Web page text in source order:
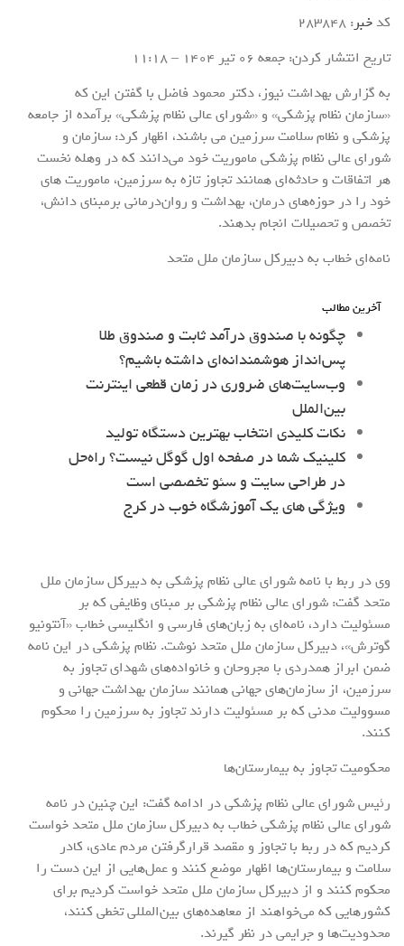
کدخبر: 283848
تاریخ انتشار کردن: جمعه 06 تير 1404 – 11:18
به گزارش بهداشت نیوز، دکتر محمود فاضل با گفتن این که
«سازمان نظام پزشکی» و «شورای عالی نظام پزشکی» برآمده از جامعه
پزشکی و نظام سلامت سرزمین می باشند، اظهار کرد: سازمان و
شورای عالی نظام پزشکی ماموریت خود می‌دانند که در وهله نخست
هر اتفاقات و حادثه‌ای همانند تجاوز تازه به سرزمین، ماموریت های
خود را در حوزه‌های درمان، بهداشت و روان‌درمانی برمبنای دانش،
تخصص و تحصیلات انجام بدهند.
نامه‌ای خطاب به دبیرکل سازمان ملل متحد
آخرین مطالب
چگونه با صندوق درآمد ثابت و صندوق طلا
پس‌انداز هوشمندانه‌ای داشته باشیم؟
وب‌سایت‌های ضروری در زمان قطعی اینترنت
بین‌الملل
نکات کلیدی انتخاب بهترین دستگاه تولید
کلینیک شما در صفحه اول گوگل نیست؟ راه‌حل
در طراحی سایت و سئو تخصصی است
ویژگی های یک آموزشگاه خوب در کرج
وی در ربط با نامه شورای عالی نظام پزشکی به دبیرکل سازمان ملل
متحد گفت: شورای عالی نظام پزشکی بر مبنای وظایفی که بر
مسئولیت دارد، نامه‌ای به زبان‌های فارسی و انگلیسی خطاب «آنتونیو
گوترش»، دبیرکل سازمان ملل متحد نوشت. نظام پزشکی در این نامه
ضمن ابراز همدردی با مجروحان و خانواده‌های شهدای تجاوز به
سرزمین، از سازمان‌های جهانی همانند سازمان بهداشت جهانی و
مسوولیت مدنی که بر مسئولیت دارند تجاوز به سرزمین را محکوم
کنند.
محکومیت تجاوز به بیمارستان‌ها
رئیس شورای عالی نظام پزشکی در ادامه گفت: این چنین در نامه
شورای عالی نظام پزشکی خطاب به دبیرکل سازمان ملل متحد خواست
کردیم که در ربط با تجاوز و مقصد قرارگرفتن مردم عادی، کادر
سلامت و بیمارستان‌ها اظهار موضع کنند و عمل‌هایی از این دست را
محکوم کنند و از دبیرکل سازمان ملل متحد خواست کردیم برای
کشورهایی که می‌خواهند از معاهده‌های بین‌المللی تخطی کنند،
محدودیت‌ها و جرایمی در نظر گیرند.